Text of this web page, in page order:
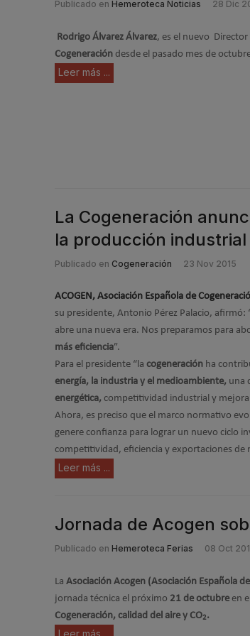
Publicado en Hemeroteca Noticias 28 Dic
Rodrigo Álvarez Álvarez, es el nuevo Director
Cogeneración desde el pasado mes de
Leer más ...
La Cogeneración
la producción industrial
Publicado en Cogeneración 23 Nov 2015
ACOGEN, Asociación Española de
su presidente, Antonio Pérez Palacio, afirmó:
abre una nueva era. Nos preparamos para
más eficiencia”.
Para el presidente “la cogeneración ha
energía, la industria y el medioambiente, una
energética, competitividad industrial y
Ahora, es preciso que el marco normativo
genere confianza para lograr un nuevo ciclo
competitividad, eficiencia y exportaciones de
Leer más ...
Jornada de Acogen
Publicado en Hemeroteca Ferias 08 Oct
La Asociación Acogen (Asociación Española
jornada técnica el próximo 21 de octubreen
Cogeneración, calidad del aire y CO2.
Leer más ...